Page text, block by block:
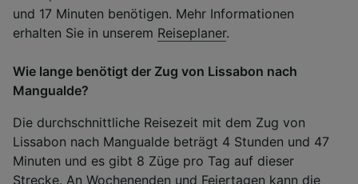
und 17 Minuten benötigen. Mehr Informationen
erhalten Sie in unserem Reiseplaner.
Wie lange benötigt der Zug von Lissabon nach
Mangualde?
Die durchschnittliche Reisezeit mit dem Zug von
Lissabon nach Mangualde beträgt 4 Stunden und 47
Minuten und es gibt 8 Züge pro Tag auf dieser
Strecke. An Wochenenden und Feiertagen kann die